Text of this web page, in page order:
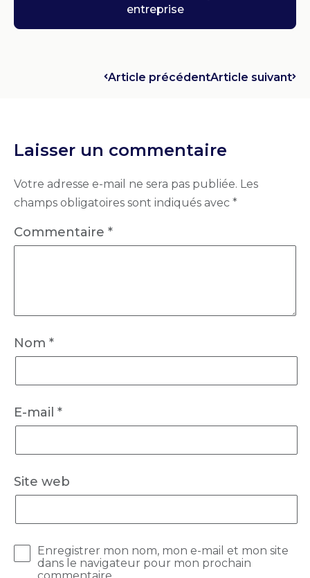
entreprise
Article précédentArticle suivant
Laisser un commentaire
Votre adresse e-mail ne sera pas publiée. Les
champs obligatoires sont indiqués avec *
Commentaire *
Nom *
E-mail *
Site web
Enregistrer mon nom, mon e-mail et mon site
dans le navigateur pour mon prochain